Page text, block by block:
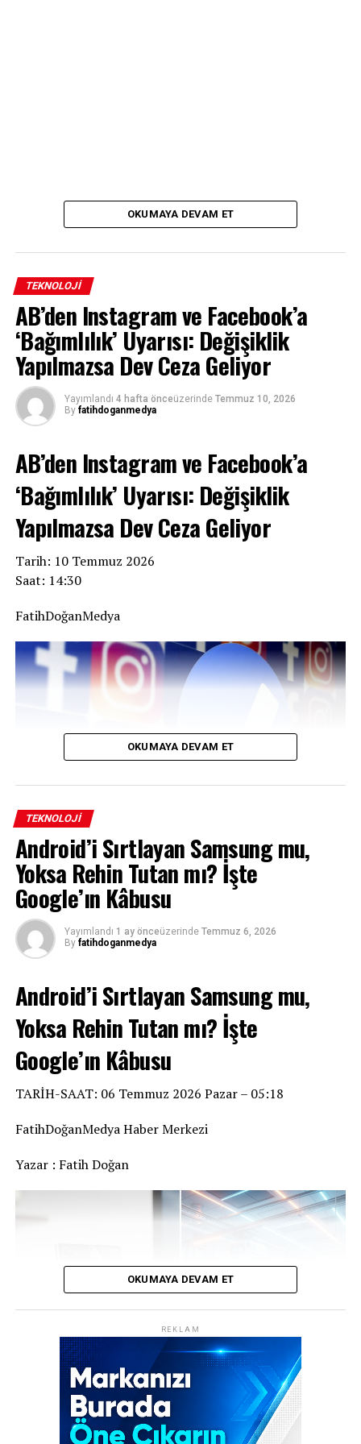
OKUMAYA DEVAM ET
TEKNOLOJI
AB’den Instagram ve Facebook’a
‘Bağımlılık’ Uyarısı: Değişiklik
Yapılmazsa Dev Ceza Geliyor
Yayımlandı 4 hafta önceüzerinde Temmuz 10, 2026
By fatihdoganmedya
AB’den Instagram ve Facebook’a
‘Bağımlılık’ Uyarısı: Değişiklik
Yapılmazsa Dev Ceza Geliyor
Tarih: 10 Temmuz 2026
Saat: 14:30
FatihDoğanMedya
Avrupa Birliği, Meta’nın Instagram ve Facebook
platformlarında kullanıcıları ekrana bağımlı hale
getiren tasarımları değiştirmesini istedi. Şirket, uyarılara
uymaması halinde küresel cirosunun yüzde 6’sına kadar
BRÜKSEL (FatihDoğanMedya)
– Avrupa Birliği, sosyal
medya devi Meta’ya sert bir uyarıda bulundu. AB
Komisyonu, Instagram ve Facebook’un kullanıcıları
ekrana bağlayan “bağımlılık yaratan” tasarım
özelliklerini değiştirmesi gerektiğini, aksi takdirde şirkete
OKUMAYA DEVAM ET
TEKNOLOJI
Android’i Sırtlayan Samsung mu,
Yoksa Rehin Tutan mı? İşte
Google’ın Kâbusu
Yayımlandı 1 ay önceüzerinde Temmuz 6, 2026
By fatihdoganmedya
Android’i Sırtlayan Samsung mu,
Yoksa Rehin Tutan mı? İşte
Google’ın Kâbusu
TARİH-SAAT: 06 Temmuz 2026 Pazar – 05:18
FatihDoğanMedya Haber Merkezi
Yazar : Fatih Doğan
OKUMAYA DEVAM ET
REKLAM